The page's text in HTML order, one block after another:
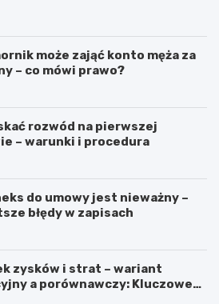
może zająć konto męża za
– co mówi prawo?
rozwód na pierwszej
– warunki i procedura
do umowy jest nieważny –
błędy w zapisach
zysków i strat – wariant
a porównawczy: Kluczowe